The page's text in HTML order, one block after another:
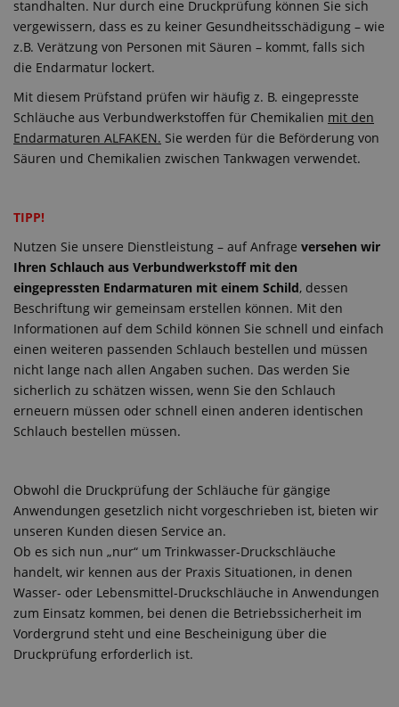
standhalten. Nur durch eine Druckprüfung können Sie sich
vergewissern, dass es zu keiner Gesundheitsschädigung – wie
z.B. Verätzung von Personen mit Säuren – kommt, falls sich
die Endarmatur lockert.
Mit diesem Prüfstand prüfen wir häufig z. B. eingepresste
Schläuche aus Verbundwerkstoffen für Chemikalien mit den
Endarmaturen ALFAKEN. Sie werden für die Beförderung von
Säuren und Chemikalien zwischen Tankwagen verwendet.
TIPP!
Nutzen Sie unsere Dienstleistung – auf Anfrage versehen wir
Ihren Schlauch aus Verbundwerkstoff mit den
eingepressten Endarmaturen mit einem Schild, dessen
Beschriftung wir gemeinsam erstellen können. Mit den
Informationen auf dem Schild können Sie schnell und einfach
einen weiteren passenden Schlauch bestellen und müssen
nicht lange nach allen Angaben suchen. Das werden Sie
sicherlich zu schätzen wissen, wenn Sie den Schlauch
erneuern müssen oder schnell einen anderen identischen
Schlauch bestellen müssen.
Obwohl die Druckprüfung der Schläuche für gängige
Anwendungen gesetzlich nicht vorgeschrieben ist, bieten wir
unseren Kunden diesen Service an.
Ob es sich nun „nur“ um Trinkwasser-Druckschläuche
handelt, wir kennen aus der Praxis Situationen, in denen
Wasser- oder Lebensmittel-Druckschläuche in Anwendungen
zum Einsatz kommen, bei denen die Betriebssicherheit im
Vordergrund steht und eine Bescheinigung über die
Druckprüfung erforderlich ist.